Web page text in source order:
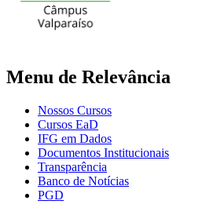
Menu de Relevância
Nossos Cursos
Cursos EaD
IFG em Dados
Documentos Institucionais
Transparência
Banco de Notícias
PGD